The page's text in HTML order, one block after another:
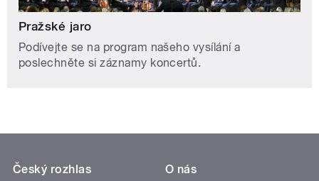
Pražské jaro
Podívejte se na program našeho vysílání a
poslechněte si záznamy koncertů.
Český rozhlas
O nás